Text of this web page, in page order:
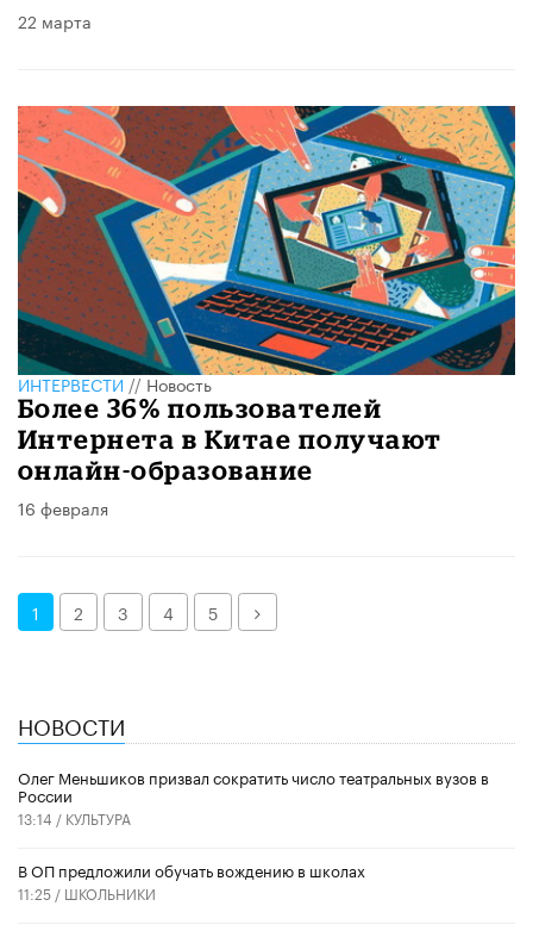
22 марта
ИНТЕРВЕСТИ//Новость
Более 36% пользователей
Интернета в Китае получают
онлайн-образование
16 февраля
1 2 3 4 5 Далее
НОВОСТИ
Олег Меньшиков призвал сократить число театральных вузов в
России
13:14 / КУЛЬТУРА
В ОП предложили обучать вождению в школах
11:25 / ШКОЛЬНИКИ